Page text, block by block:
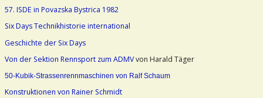
57. ISDE in Povazska Bystrica 1982
Six Days Technikhistorie international
Geschichte der Six Days
Von der Sektion Rennsport zum ADMVvon Harald Täger
50-Kubik-Strassenrennmaschinen von Ralf Schaum
Konstruktionen von Rainer Schmidt